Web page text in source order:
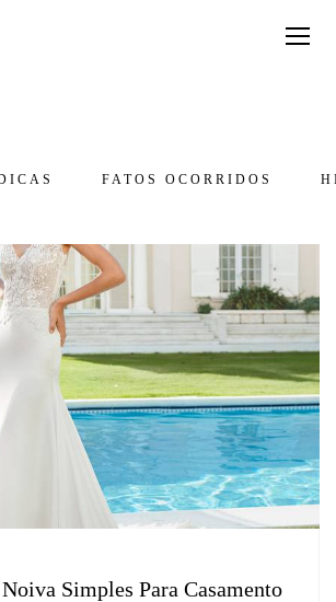
FATOS OCORRIDOS
Simples Para Casamento